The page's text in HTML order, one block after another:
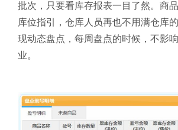
批次，只要看库存报表一目了然。商
库位指引，仓库人员再也不用满仓库
现动态盘点，每周盘点的时候，不影
业。